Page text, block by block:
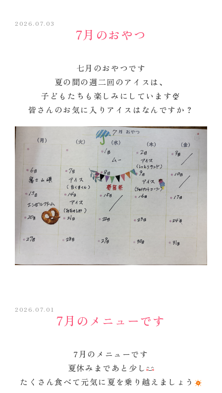
2026.07.03
7月のおやつ
七月のおやつです
夏の間の週二回のアイスは、
子どもたちも楽しみにしています🍨
皆さんのお気に入りアイスはなんですか？
2026.07.01
7月のメニューです
7月のメニューです
夏休みまであと少し
たくさん食べて元気に夏を乗り越えましょう